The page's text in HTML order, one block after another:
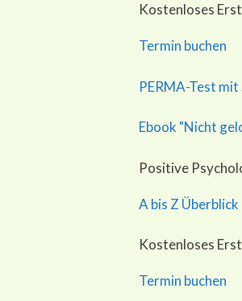
Kostenloses
Termin buchen
PERMA-Test
Ebook "Nicht
Positive
A bis Z Überblick
Kostenloses
Termin buchen